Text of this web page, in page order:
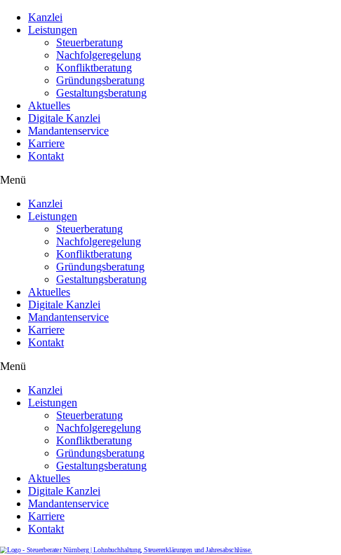
Kanzlei
Leistungen
Steuerberatung
Nachfolgeregelung
Konfliktberatung
Gründungsberatung
Gestaltungsberatung
Aktuelles
Digitale Kanzlei
Mandantenservice
Karriere
Kontakt
Menü
Kanzlei
Leistungen
Steuerberatung
Nachfolgeregelung
Konfliktberatung
Gründungsberatung
Gestaltungsberatung
Aktuelles
Digitale Kanzlei
Mandantenservice
Karriere
Kontakt
Menü
Kanzlei
Leistungen
Steuerberatung
Nachfolgeregelung
Konfliktberatung
Gründungsberatung
Gestaltungsberatung
Aktuelles
Digitale Kanzlei
Mandantenservice
Karriere
Kontakt